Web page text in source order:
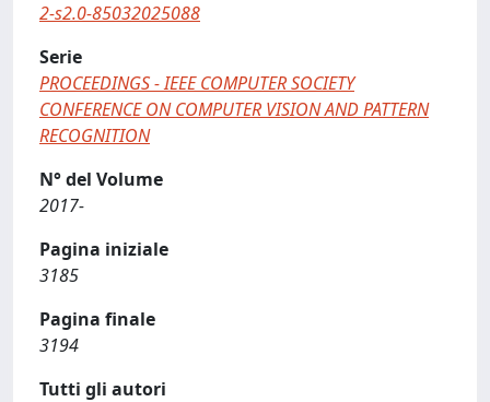
2-s2.0-85032025088
Serie
PROCEEDINGS - IEEE COMPUTER SOCIETY
CONFERENCE ON COMPUTER VISION AND PATTERN
RECOGNITION
N° del Volume
2017-
Pagina iniziale
3185
Pagina finale
3194
Tutti gli autori